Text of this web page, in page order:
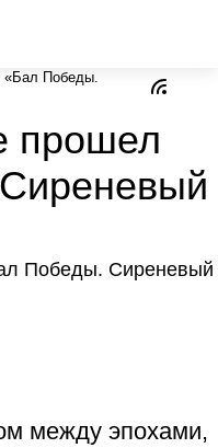
Победы.
прошел
между эпохами,